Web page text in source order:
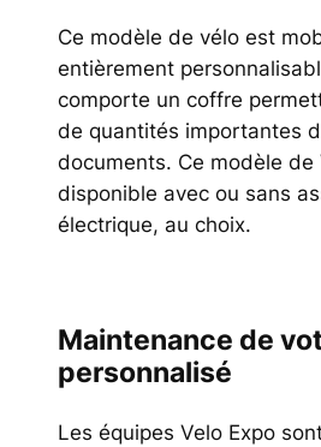
Ce modèle de vélo est
entièrement
comporte un coffre
de quantités importantes
documents. Ce modèle de
disponible avec ou sans
électrique, au choix.
Maintenance de
personnalisé
Les équipes Velo Expo